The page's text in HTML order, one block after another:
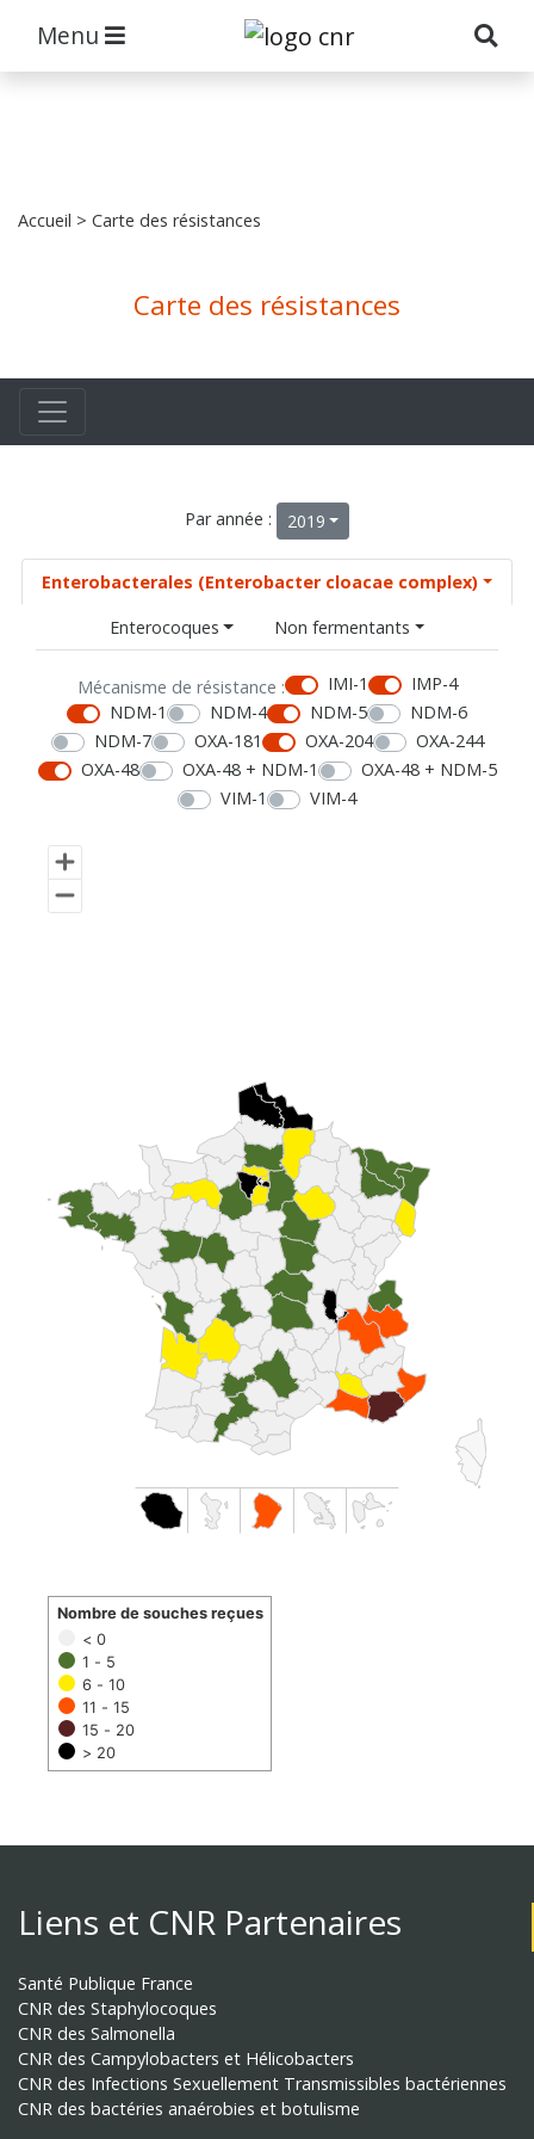
Menu
Accueil > Carte des résistances
Carte des résistances
Par année : 2019
Enterobacterales (Enterobacter cloacae complex)
Enterocoques
Non fermentants
Mécanisme de résistance : IMI-1
IMP-4
NDM-1
NDM-4 NDM-5
NDM-6
NDM-7
OXA-181 OXA-204
OXA-244
OXA-48
OXA-48 + NDM-1
OXA-48 + NDM-5
VIM-1
VIM-4
< 0
1 - 5
6 - 10
11 - 15
15 - 20
> 20
Nombre de souches reçues
Liens et CNR Partenaires
Santé Publique France
CNR des Staphylocoques
CNR des Salmonella
CNR des Campylobacters et Hélicobacters
CNR des Infections Sexuellement Transmissibles bactériennes
CNR des bactéries anaérobies et botulisme